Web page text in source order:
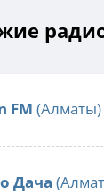
FM (Алматы)
Дача